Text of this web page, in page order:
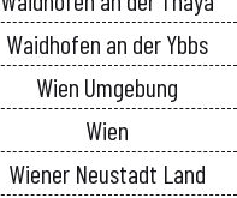
Waidhofen an der Ybbs
Wien Umgebung
Wien
Wiener Neustadt Land